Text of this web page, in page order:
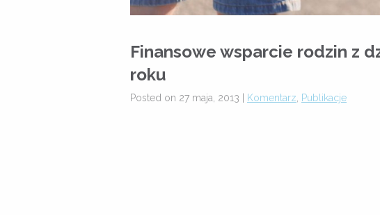
Finansowe wsparcie rodzin z
roku
Posted on 27 maja, 2013 | Komentarz Publikacje